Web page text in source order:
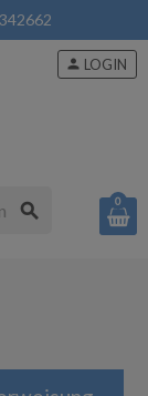
search
person LOGIN
0